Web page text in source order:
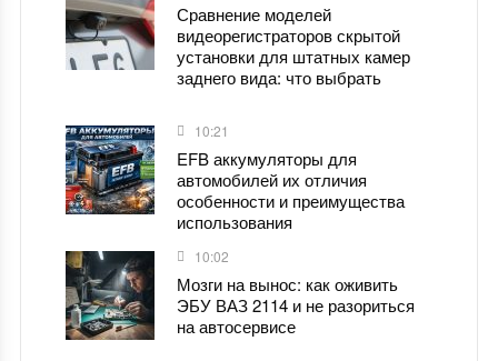
Сравнение моделей
видеорегистраторов скрытой
установки для штатных камер
заднего вида: что выбрать
10:21
EFB аккумуляторы для
автомобилей их отличия
особенности и преимущества
использования
10:02
Мозги на вынос: как оживить
ЭБУ ВАЗ 2114 и не разориться
на автосервисе